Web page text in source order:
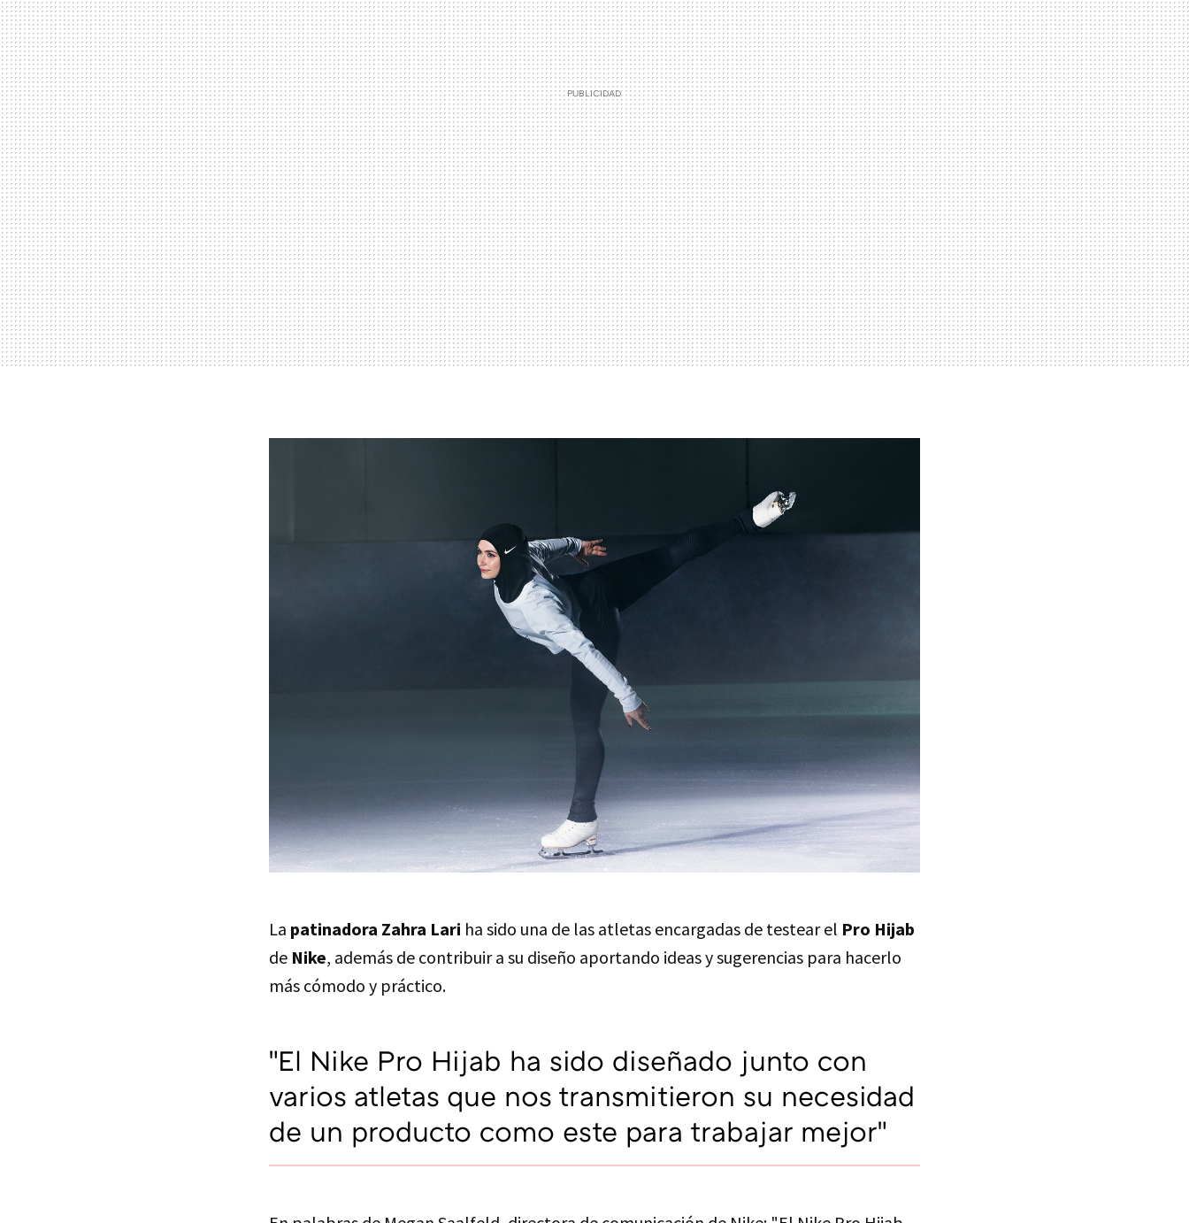
La patinadora Zahra Lari ha sido una de las atletas encargadas de testear el Pro Hijab
de Nike, además de contribuir a su diseño aportando ideas y sugerencias para hacerlo
más cómodo y práctico.
"El Nike Pro Hijab ha sido diseñado junto con
varios atletas que nos transmitieron su necesidad
de un producto como este para trabajar mejor"